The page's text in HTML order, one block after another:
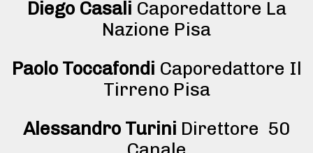
Diego Casali Caporedattore La
Nazione Pisa
Paolo Toccafondi Caporedattore Il
Tirreno Pisa
Alessandro Turini Direttore 50